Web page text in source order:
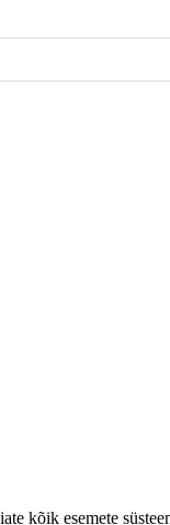
kõik esemete